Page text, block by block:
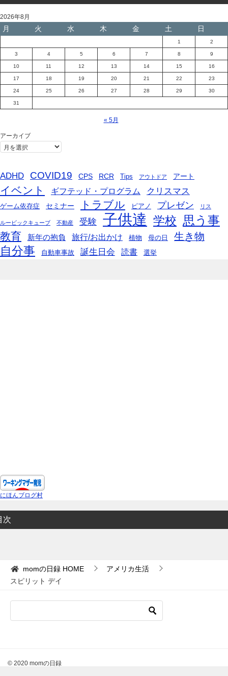
2026年8月
月 火 水 木 金 土 日
1 2
3 4 5 6 7 8 9
10 11 12 13 14 15 16
17 18 19 20 21 22 23
24 25 26 27 28 29 30
31
« 5月
アーカイブ
ADHD COVID19 CPS RCR Tips アウトドア アート
イベント ギフテッド・プログラム クリスマス
ゲーム依存症 セミナー トラブル ピアノ プレゼン リス
ルービックキューブ 不動産 受験 子供達 学校 思う事
教育 新年の抱負 旅行/お出かけ 植物 母の日 生き物
自分事 自動車事故 誕生日会 読書 選挙
にほんブログ村
次
momの日録 HOME
アメリカ生活
スピリット デイ
© 2020 momの日録